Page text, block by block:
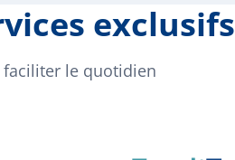
exclusifs
faciliter le quotidien